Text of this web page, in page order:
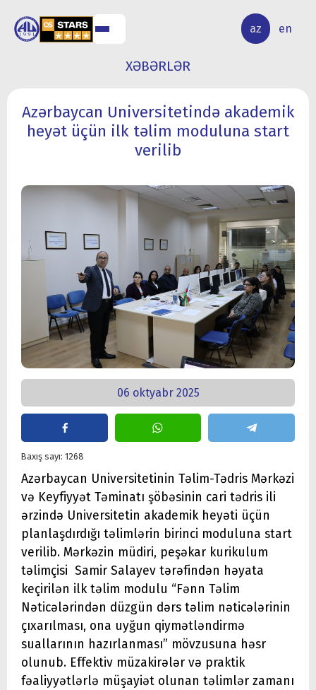
az en
ELMİ
TƏDQİQAT
XƏBƏRLƏR
Azərbaycan Universitetində akademik
heyət üçün ilk təlim moduluna start
verilib
06 oktyabr 2025
Baxış sayı: 1268
Azərbaycan Universitetinin Təlim-Tədris Mərkəzi
və Keyfiyyət Təminatı şöbəsinin cari tədris ili
ərzində Universitetin akademik heyəti üçün
planlaşdırdığı təlimlərin birinci moduluna start
verilib. Mərkəzin müdiri, peşəkar kurikulum
təlimçisi Samir Salayev tərəfindən həyata
keçirilən ilk təlim modulu “Fənn Təlim
Nəticələrindən düzgün dərs təlim nəticələrinin
çıxarılması, ona uyğun qiymətləndirmə
suallarının hazırlanması” mövzusuna həsr
olunub. Effektiv müzakirələr və praktik
fəaliyyətlərlə müşayiət olunan təlimlər zamanı